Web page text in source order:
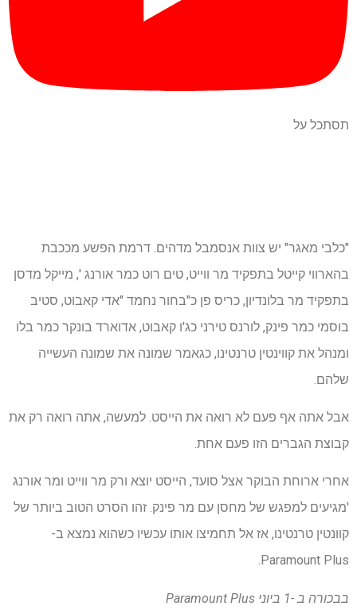
תסתכל על
"כלבי מאגר" יש צוות אנסמבל מדהים. דרמת הפשע מככבת
בהארווי קייטל בתפקיד מר ווייט, טים רוט כמר אורנג ', מייקל מדסן
בתפקיד מר בלונדיון, כריס פן כ"בחור נחמד "אדי קאבוט, סטיב
בוסמי כמר פינק, לורנס טירני כג'ו קאבוט, אדוארד בונקר כמר בלו
ומנהל את קווינטין טרנטינו, כגאמר שמונה את שמונה העשייה
שלהם.
אבל אתה אף פעם לא רואה את הייסט. למעשה, אתה רואה רק את
קבוצת הגברים הזו פעם אחת.
אחרי ארוחת הבוקר אצל סועד, הייסט יוצא ורק מר ווייט ומר אורנג
'מגיעים למפגש של מחסן עם מר פינק. זהו הסרט הטוב ביותר של
קוונטין טרנטינו, אז אל תחמיצו אותו עכשיו כשהוא נמצא ב-
Paramount Plus.
בבכורה ב -1 ביוני Paramount Plus